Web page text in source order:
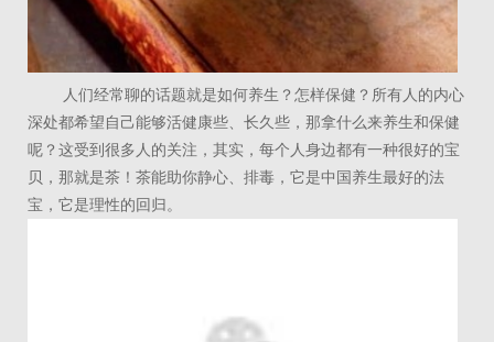
人们经常聊的话题就是如何养生？怎样保健？所有人的内心
深处都希望自己能够活健康些、长久些，那拿什么来养生和保健
呢？这受到很多人的关注，其实，每个人身边都有一种很好的宝
贝，那就是茶！茶能助你静心、排毒，它是中国养生最好的法
宝，它是理性的回归。